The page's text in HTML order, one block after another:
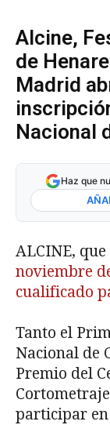
Alcine,
de
Madrid
Nacional
Haz que
ALCINE,
noviembre
cualificado
Tanto el
Nacional de
Premio del
participar en